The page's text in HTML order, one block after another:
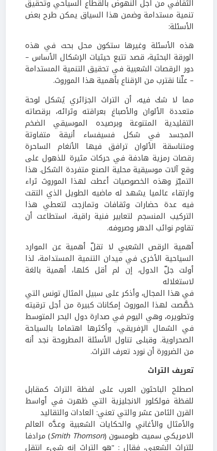
الثقافي من أجل النهوض بالقطاع السياحي وتحقيق
تنمية مستدامة وضمن هذا السياق يمكن طرح بعض
الأسئلة:
هذه الأسئلة وغيرها ستكون محل بحث في هذه
الورقة البحثية، قصد تتبع حيثيات الإشكال الأساس –
دور الرقصات الشعبية في تحقيق التنمية المستدامة
– علّنا نقترب من الإقناع بأهمية هذا الموروث.
مما لا شك فيه، أن التراث الجزائري يُشكل لوحة
متعددة الألوان والأصباغ بعراقته وثرائه، برقصاته
التقليدية المتنوعة وبرصيده الموسيقي الضخم
المجسد في شكل فسيفساء أنيقة متفاوتة
ومتناسقة الألوان ترافق فيها الأنغام الساحرة
رقصات رمزية هادفة في حركات مثيرة للذهول على
وقع آلات موسيقية محلية الصنع متفردة الشكل. هذا
التميّز وهذه الخصوصيات أعطت لهذا الموروث ثراء
وارتقاء عالميا يشهد له ماضيه الطويل الذي التقت
فيه عدة حضارات وثقافات وتمازجت لتعطي هذا
التركيب المنسجم لتعابير فنية راقية، استطاعت أن
تقاوم نوائب الدهر وصروفه.
أهمية الرقص الشعبي لا تقلّ أهمية عن الموارد
السياحية الأخرى في ميدان التنمية المستدامة، لذا
أولت جلّ الدول، إن لم أقل كلها، أهمية بالغة
لاستغلاله
في هذا المجال، وأذكر على سبيل المثال تونس التي
خصَّصت لهذا الموروث إمكانات كبيرة من أجل ترقيته
وتطويره، وهي اليوم في صدارة دول البحر المتوسط
في الشمال الإفريقي، وأكثرها اهتماما بالسياحة
الصحراوية. وقبلى تناول الأسئلة المطروحة نجد أنه
من الضرورة أن نورد تعرف التراث.
تعريف التراث
اصطلح الباحثون العرب على لفظة التراث كمقابل
للفظة فولكلور الانجليزية التي ظهرت في أواسط
القرن الثامن عشر والتي تعني: العادات والتقاليد
والأمثال والأغاني والحكايات الشعبية وعدَّه العالم
الامريكي سميث طومسون (Smith Thomson) مرادفا
للتراث الشعبي، فقال : "هو التراث إنه شيء انتقل